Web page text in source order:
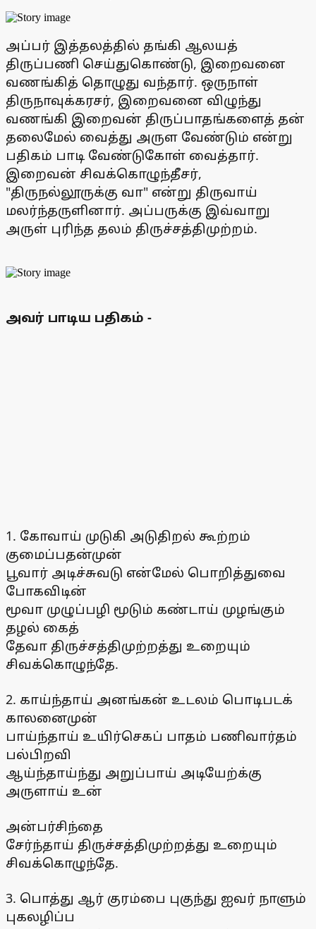
அப்பர் இத்தலத்தில் தங்கி ஆலயத்
திருப்பணி செய்துகொண்டு, இறைவனை
வணங்கித் தொழுது வந்தார். ஒருநாள்
திருநாவுக்கரசர், இறைவனை விழுந்து
வணங்கி இறைவன் திருப்பாதங்களைத் தன்
தலைமேல் வைத்து அருள வேண்டும் என்று
பதிகம் பாடி வேண்டுகோள் வைத்தார்.
இறைவன் சிவக்கொழுந்தீசர்,
"திருநல்லூருக்கு வா" என்று திருவாய்
மலர்ந்தருளினார். அப்பருக்கு இவ்வாறு
அருள் புரிந்த தலம் திருச்சத்திமுற்றம்.
அவர் பாடிய பதிகம் -
1. கோவாய் முடுகி அடுதிறல் கூற்றம்
குமைப்பதன்முன்
பூவார் அடிச்சுவடு என்மேல் பொறித்துவை
போகவிடின்
மூவா முழுப்பழி மூடும் கண்டாய் முழங்கும்
தழல் கைத்
தேவா திருச்சத்திமுற்றத்து உறையும்
சிவக்கொழுந்தே.
2. காய்ந்தாய் அனங்கன் உடலம் பொடிபடக்
காலனைமுன்
பாய்ந்தாய் உயிர்செகப் பாதம் பணிவார்தம்
பல்பிறவி
ஆய்ந்தாய்ந்து அறுப்பாய் அடியேற்க்கு
அருளாய் உன்
அன்பர்சிந்தை
சேர்ந்தாய் திருச்சத்திமுற்றத்து உறையும்
சிவக்கொழுந்தே.
3. பொத்து ஆர் குரம்பை புகுந்து ஐவர் நாளும்
புகலழிப்ப